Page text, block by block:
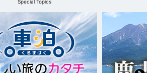
Special Topics